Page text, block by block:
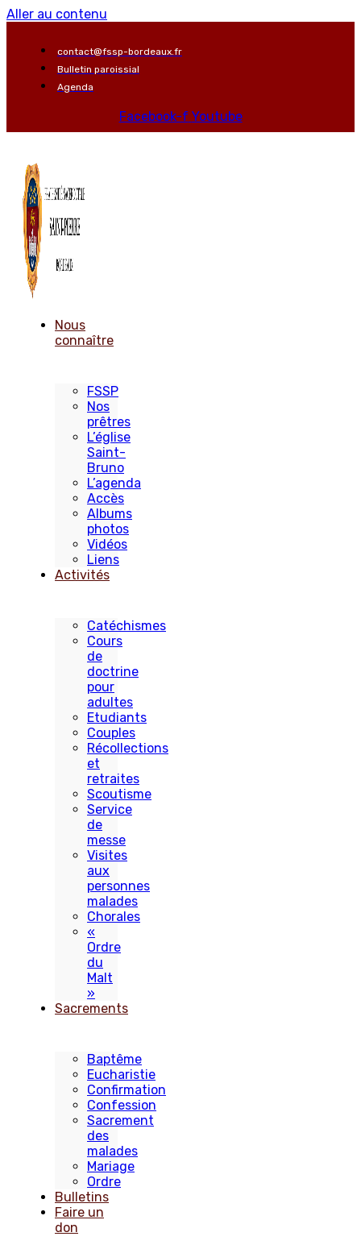
Aller au contenu
contact@fssp-bordeaux.fr
Bulletin paroissial
Agenda
Facebook-f Youtube
Nous
connaître
FSSP
Nos
prêtres
L’église
Saint-
Bruno
L’agenda
Accès
Albums
photos
Vidéos
Liens
Activités
Catéchismes
Cours
de
doctrine
pour
adultes
Etudiants
Couples
Récollections
et
retraites
Scoutisme
Service
de
messe
Visites
aux
personnes
malades
Chorales
«
Ordre
du
Malt
»
Sacrements
Baptême
Eucharistie
Confirmation
Confession
Sacrement
des
malades
Mariage
Ordre
Bulletins
Faire un
don